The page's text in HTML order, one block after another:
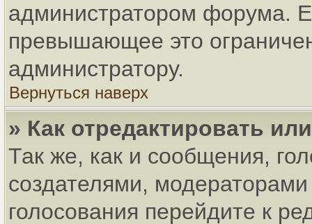
администратором форума.
превышающее это
администратору.
Вернуться наверх
» Как отредактировать
Так же, как и сообщения,
создателями,
голосования перейдите к